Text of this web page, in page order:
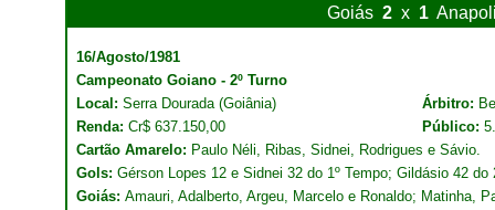
Goiás 2 x 1
16/Agosto/1981
Campeonato Goiano - 2º Turno
Local: Serra Dourada (Goiânia) Árbitro:
Renda: Cr$ 637.150,00 Público:
Cartão Amarelo: Paulo Néli, Ribas, Sidnei, Rodrigues e Sávio.
Gols: Gérson Lopes 12 e Sidnei 32 do 1º Tempo; Gildásio 42 do
Goiás: Amauri, Adalberto, Argeu, Marcelo e Ronaldo; Matinha,